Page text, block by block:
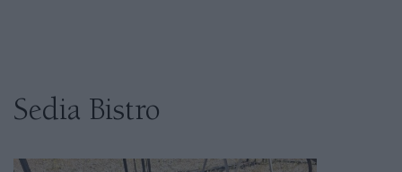
Sedia Bistro